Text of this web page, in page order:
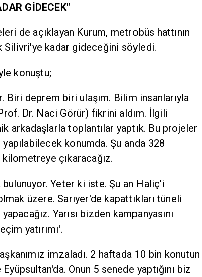
GİDECEK"
de açıklayan Kurum, metrobüs hattının
Silivri'ye kadar gideceğini söyledi.
konuştu;
Biri deprem biri ulaşım. Bilim insanlarıyla
Dr. Naci Görür) fikrini aldım. İlgili
arkadaşlarla toplantılar yaptık. Bu projeler
konumda. Şu anda 328
çıkaracağız.
bulunuyor. Yeter ki iste. Şu an Haliç'i
üzere. Sarıyer'de kapattıkları tüneli
Yarısı bizden kampanyasını
yatırımı'.
imzaladı. 2 haftada 10 bin konutun
Onun 5 senede yaptığını biz